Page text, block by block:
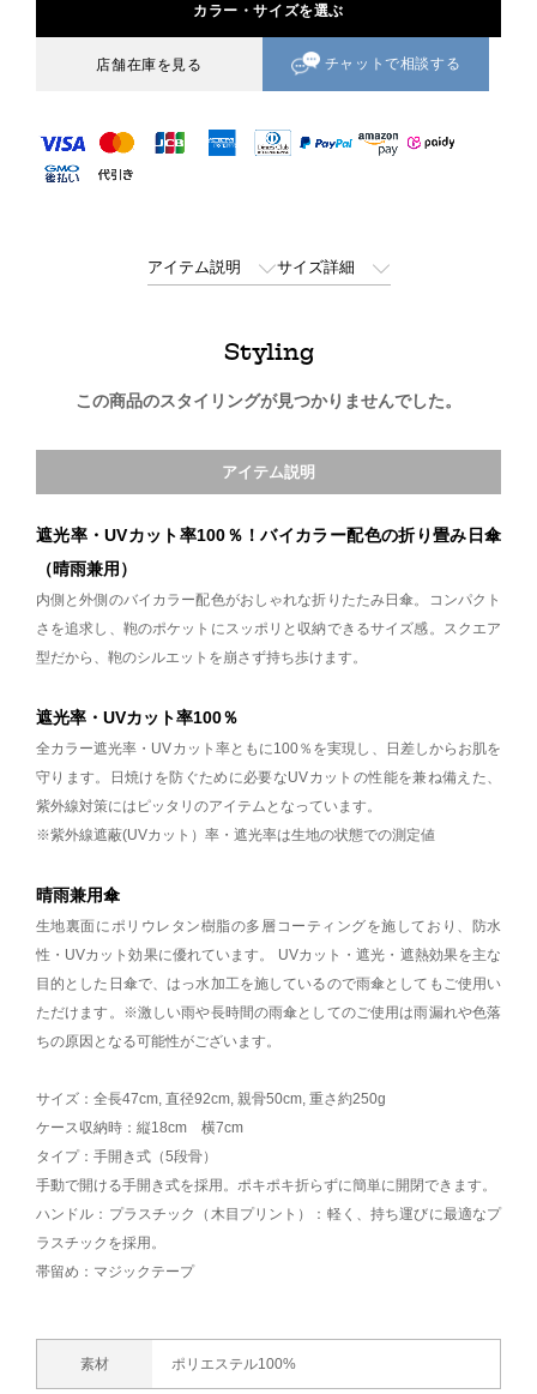
カラー・サイズを選ぶ
店舗在庫を見る チャットで相談する
アイテム説明 サイズ詳細
Styling
この商品のスタイリングが見つかりませんでした。
アイテム説明
遮光率・UVカット率100％！バイカラー配色の折り畳み日傘
（晴雨兼用）
内側と外側のバイカラー配色がおしゃれな折りたたみ日傘。コンパクト
さを追求し、鞄のポケットにスッポリと収納できるサイズ感。スクエア
型だから、鞄のシルエットを崩さず持ち歩けます。
遮光率・UVカット率100％
全カラー遮光率・UVカット率ともに100％を実現し、日差しからお肌を
守ります。日焼けを防ぐために必要なUVカットの性能を兼ね備えた、
紫外線対策にはピッタリのアイテムとなっています。
※紫外線遮蔽(UVカット）率・遮光率は生地の状態での測定値
晴雨兼用傘
生地裏面にポリウレタン樹脂の多層コーティングを施しており、防水
性・UVカット効果に優れています。 UVカット・遮光・遮熱効果を主な
目的とした日傘で、はっ水加工を施しているので雨傘としてもご使用い
ただけます。※激しい雨や長時間の雨傘としてのご使用は雨漏れや色落
ちの原因となる可能性がございます。
サイズ：全長47cm, 直径92cm, 親骨50cm, 重さ約250g
ケース収納時：縦18cm 横7cm
タイプ：手開き式（5段骨）
手動で開ける手開き式を採用。ポキポキ折らずに簡単に開閉できます。
ハンドル：プラスチック（木目プリント）：軽く、持ち運びに最適なプ
ラスチックを採用。
帯留め：マジックテープ
素材 ポリエステル100%